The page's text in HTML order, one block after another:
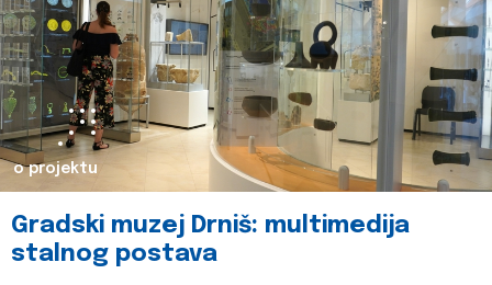
o projektu
Gradski muzej Drniš: multimedija
stalnog postava